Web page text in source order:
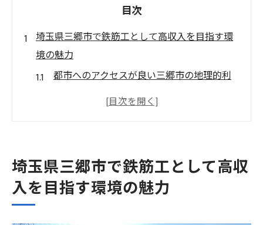
目次
埼玉県三郷市で鉄筋工として高収入を目指す環
境の魅力
都市へのアクセスが良い三郷市の地理的利
スキル向上のための充実した支援制度
三郷市企業の福利厚生の特徴
埼玉県三郷市で鉄筋工として高収
入を目指す環境の魅力